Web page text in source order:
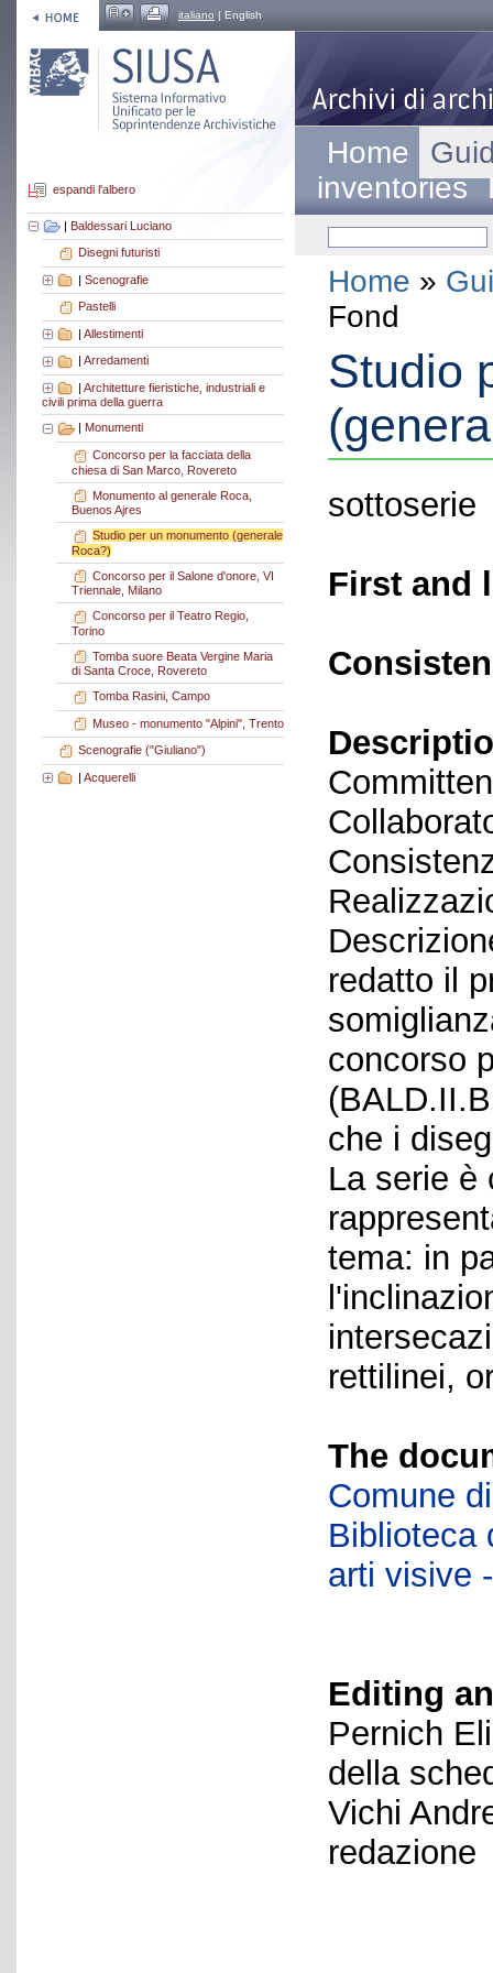
italiano | English
espandi l'albero
| Baldessari Luciano
Disegni futuristi
| Scenografie
Pastelli
| Allestimenti
Arredamenti
| Architetture fieristiche, industriali e
civili prima della guerra
Monumenti
Concorso per la facciata della
chiesa di San Marco, Rovereto
Monumento al generale Roca,
Buenos Ajres
Studio per un monumento (generale
Roca?)
Concorso per il Salone d'onore, VI
Triennale, Milano
Concorso per il Teatro Regio,
Torino
Tomba suore Beata Vergine Maria
di Santa Croce, Rovereto
Tomba Rasini, Campo
Museo - monumento "Alpini", Trento
Scenografie ("Giuliano")
| Acquerelli
Home
inventories
Home »
Fond
Studio
sottoserie
First and
redatto il
concorso
che i
La serie è
tema: in
rettilinei,
The
Comune
Biblioteca
arti visive
Editing
Pernich
della
Vichi
redazione